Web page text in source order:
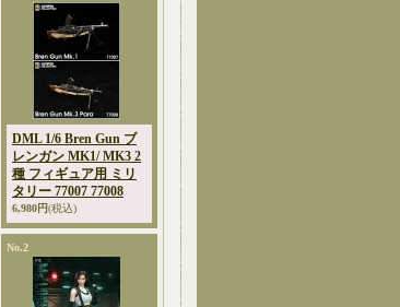
DML 1/6 Bren Gun ブ
レンガン MK1/ MK3 2
種 フィギュア用 ミリ
タリー 77007 77008
6,980円(税込)
No.2